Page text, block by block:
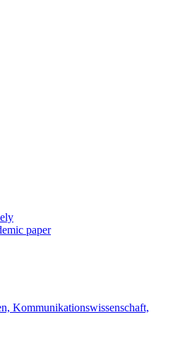
paper
Kommunikationswissenschaft,